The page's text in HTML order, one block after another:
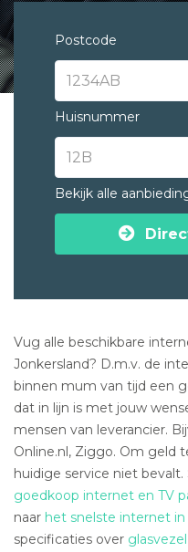
Postcode
Huisnummer
Bekijk alle
Vug alle beschikbare
Jonkersland? D.m.v. de
binnen mum van tijd een
dat in lijn is met jouw
mensen van leverancier.
Online.nl, Ziggo. Om geld
huidige service niet
goedkoop internet en TV
naar het snelste internet in
specificaties over